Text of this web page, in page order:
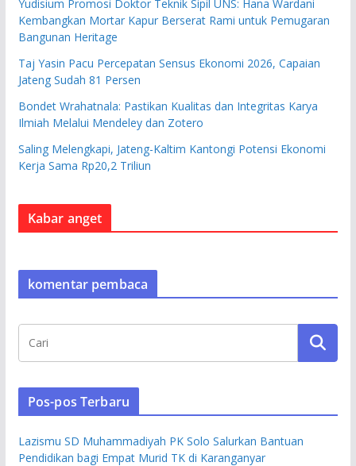
Yudisium Promosi Doktor Teknik Sipil UNS: Hana Wardani
Kembangkan Mortar Kapur Berserat Rami untuk Pemugaran
Bangunan Heritage
Taj Yasin Pacu Percepatan Sensus Ekonomi 2026, Capaian
Jateng Sudah 81 Persen
Bondet Wrahatnala: Pastikan Kualitas dan Integritas Karya
Ilmiah Melalui Mendeley dan Zotero
Saling Melengkapi, Jateng-Kaltim Kantongi Potensi Ekonomi
Kerja Sama Rp20,2 Triliun
Kabar anget
komentar pembaca
Pos-pos Terbaru
Lazismu SD Muhammadiyah PK Solo Salurkan Bantuan
Pendidikan bagi Empat Murid TK di Karanganyar